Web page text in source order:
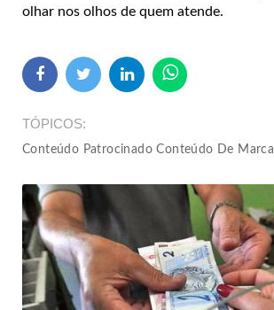
olhar nos olhos de quem atende.
TÓPICOS
Conteúdo Patrocinado Conteúdo De Marca